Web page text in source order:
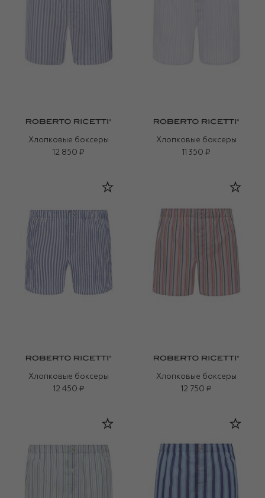
Хлопковые боксеры
12 850 ₽
Хлопковые боксеры
11 350 ₽
Хлопковые боксеры
12 450 ₽
Хлопковые боксеры
12 750 ₽